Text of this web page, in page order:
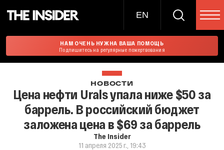
EN
НАМ ОЧЕНЬ НУЖНА ВАША ПОМОЩЬ
Подпишитесь на регулярные пожертвования
НОВОСТИ
Цена нефти Urals упала ниже $50 за
баррель. В российский бюджет
заложена цена в $69 за баррель
The Insider
11 апреля 2025 г., 19:43